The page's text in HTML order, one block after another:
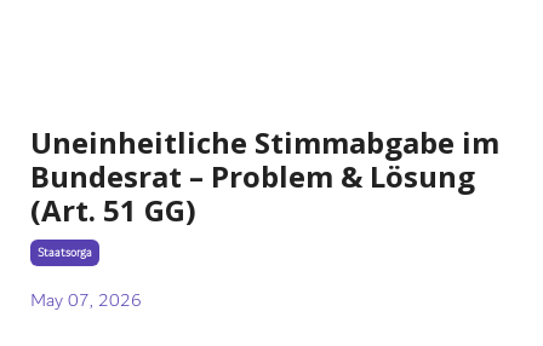
Uneinheitliche Stimmabgabe im
Bundesrat – Problem & Lösung
(Art. 51 GG)
Staatsorga
May 07, 2026